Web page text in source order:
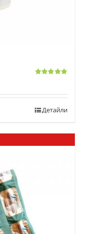
Детайли